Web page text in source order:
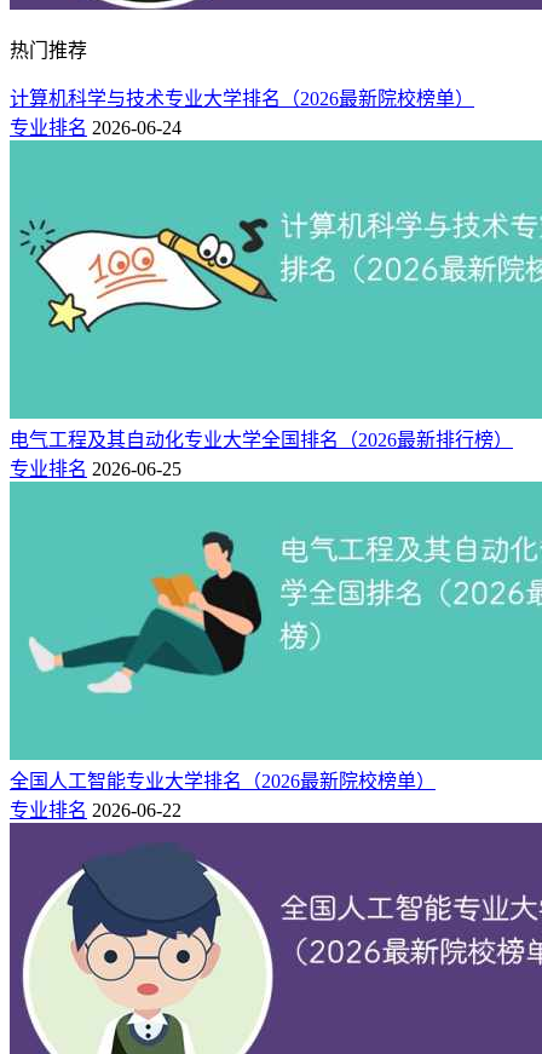
热门推荐
计算机科学与技术专业大学排名（2026最新院校榜单）
专业排名 2026-06-24
电气工程及其自动化专业大学全国排名（2026最新排行榜）
专业排名 2026-06-25
全国人工智能专业大学排名（2026最新院校榜单）
专业排名 2026-06-22